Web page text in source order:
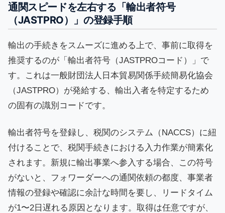
通関スピードを左右する「輸出者符号
（JASTPRO）」の登録手順
輸出の手続きをスムーズに進める上で、事前に取得を
推奨するのが「輸出者符号（JASTPROコード）」で
す。これは一般財団法人日本貿易関係手続簡易化協会
（JASTPRO）が発給する、輸出入者を特定するため
の固有の識別コードです。
輸出者符号を登録し、税関のシステム（NACCS）に紐
付けることで、税関手続きにおける入力作業が簡素化
されます。新規に輸出事業へ参入する場合、この符号
がないと、フォワーダーへの通関依頼の都度、事業者
情報の登録や確認に余計な時間を要し、リードタイム
が1〜2日遅れる原因となります。取得は任意ですが、